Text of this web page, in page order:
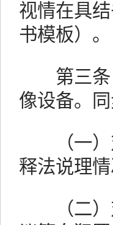
视情在具
书模板）。
第三条
像设备。
（一）对
释法说理情
（二）对